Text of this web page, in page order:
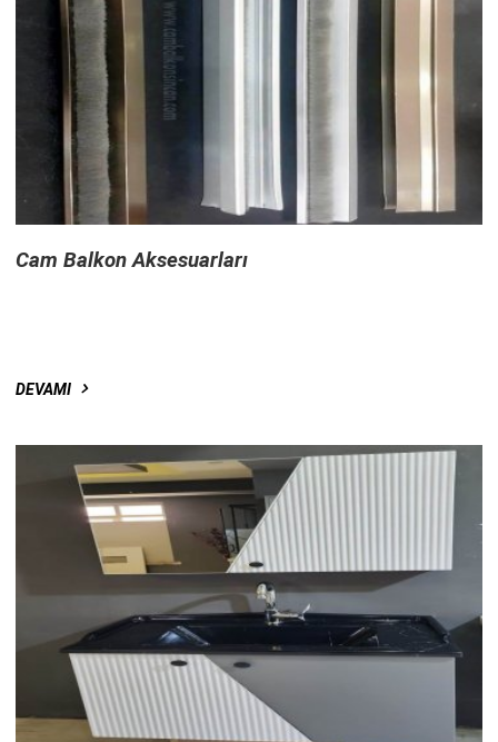
Cam Balkon Aksesuarları
DEVAMI